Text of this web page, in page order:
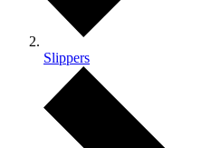
Slippers